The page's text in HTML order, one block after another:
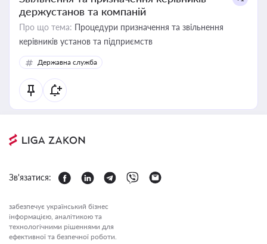
держустанов та компаній
Про що тема: Процедури призначення та звільнення
керівників установ та підприємств
Державна служба
Зв'язатися:
забезпечує український бізнес
інформацією, аналітикою та
технологічними рішеннями для
ефективної та безпечної роботи.